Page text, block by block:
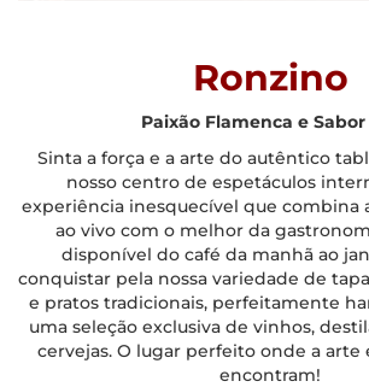
Ronzino
Paixão Flamenca e Sabor
Sinta a força e a arte do autêntico
nosso centro de espetáculos
experiência inesquecível que combina
ao vivo com o melhor da
disponível do café da manhã ao
conquistar pela nossa variedade de
e pratos tradicionais, perfeitamente
uma seleção exclusiva de vinhos,
cervejas. O lugar perfeito onde a arte
encontram!